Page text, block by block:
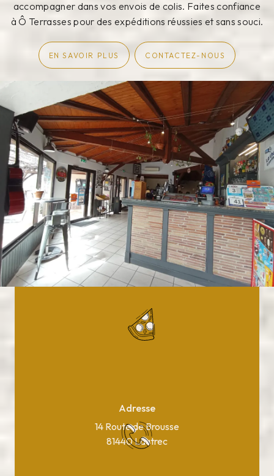
accompagner dans vos envois de colis. Faites confiance
à Ô Terrasses pour des expéditions réussies et sans souci.
EN SAVOIR PLUS CONTACTEZ-NOUS
Adresse
14 Route de Brousse
81440 Lautrec